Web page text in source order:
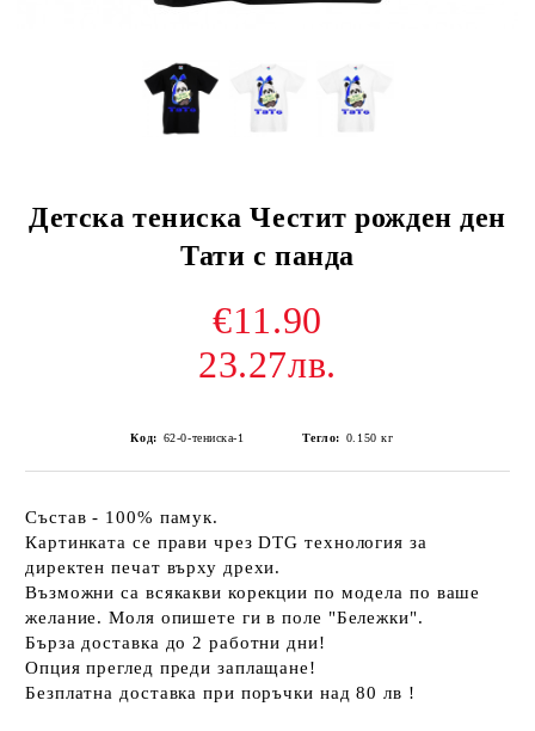
Детска тениска Честит рожден ден
Тати с панда
€11.90
23.27лв.
Код: 62-0-тениска-1 Тегло: 0.150 кг
Състав - 100% памук.
Картинката се прави чрез DTG технология за
директен печат върху дрехи.
Възможни са всякакви корекции по модела по ваше
желание. Моля опишете ги в поле "Бележки".
Бърза доставка до 2 работни дни!
Опция преглед преди заплащане!
Безплатна доставка при поръчки над 80 лв !